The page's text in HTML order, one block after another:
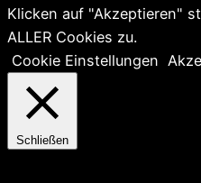
Klicken auf "Akzeptieren"
ALLER Cookies zu.
Cookie Einstellungen
Schließen